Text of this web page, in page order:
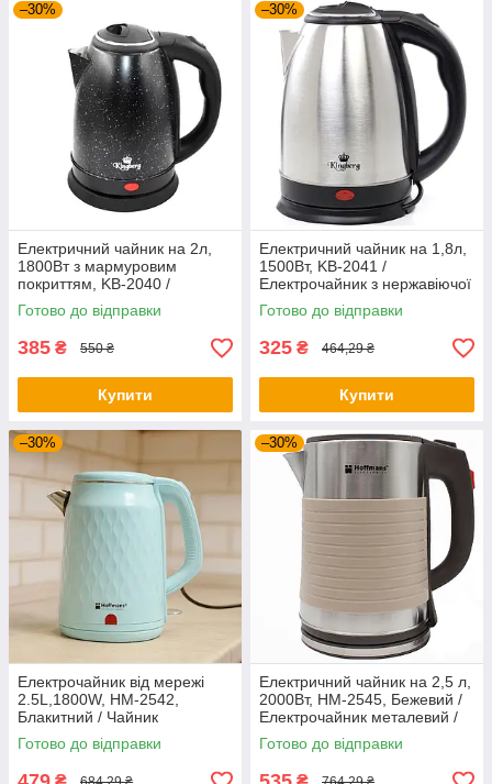
–30%
Електричний чайник на 2л,
1800Вт з мармуровим
покриттям, KB-2040 /
Дисковий електрочайник
Готово до відправки
385 ₴ 550 ₴
Купити
–30%
Електричний чайник на 1,8л,
1500Вт, KB-2041 /
Електрочайник з нержавіючої
сталі / Дисковий чайник
Готово до відправки
325 ₴ 464,29 ₴
Купити
–30%
Електрочайник від мережі
2.5L,1800W, HM-2542,
Блакитний / Чайник
електричний / Електричний
чайник
Готово до відправки
–30%
Електричний чайник на 2,5 л,
2000Вт, HM-2545, Бежевий /
Електрочайник металевий /
Дисковий чайник для дому
Готово до відправки